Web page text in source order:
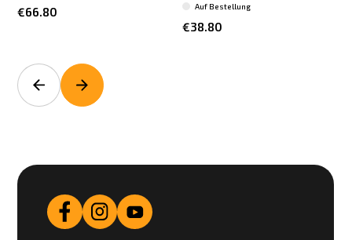
€66.80
€38.80
Auf Bestellung